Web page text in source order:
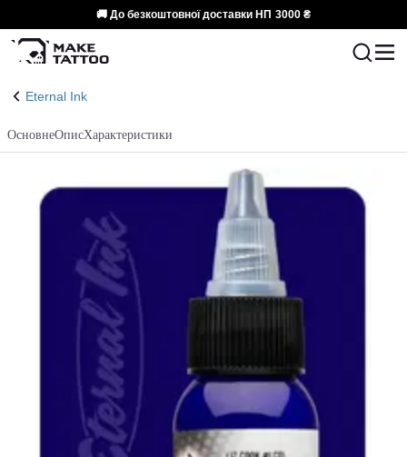
🚚 До безкоштовної доставки НП 3000 ₴
Eternal Ink
ОсновнеОписХарактеристики